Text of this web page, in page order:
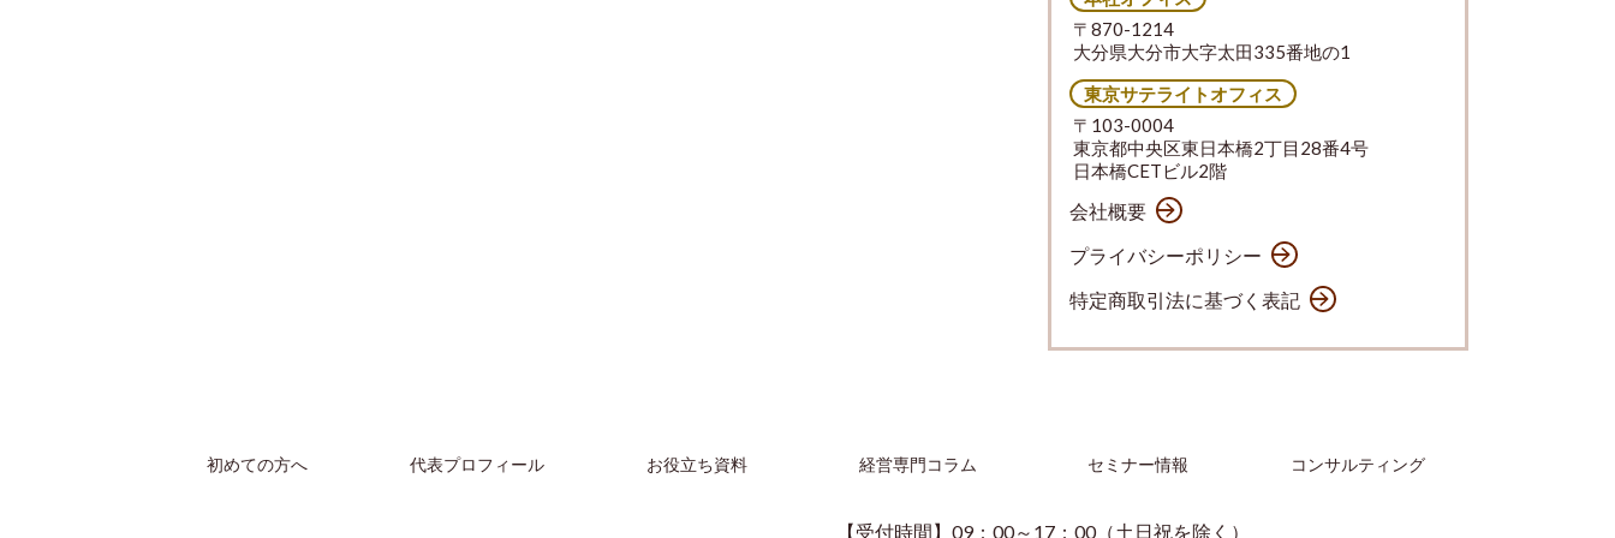
〒870-1214
大分県大分市大字太田335番地の1
東京サテライトオフィス
〒103-0004
東京都中央区東日本橋2丁目28番4号
日本橋CETビル2階
会社概要
プライバシーポリシー
特定商取引法に基づく表記
初めての方へ 代表プロフィール お役立ち資料 経営専門コラム セミナー情報 コンサルティング
【受付時間】09：00～17：00（土日祝を除く）